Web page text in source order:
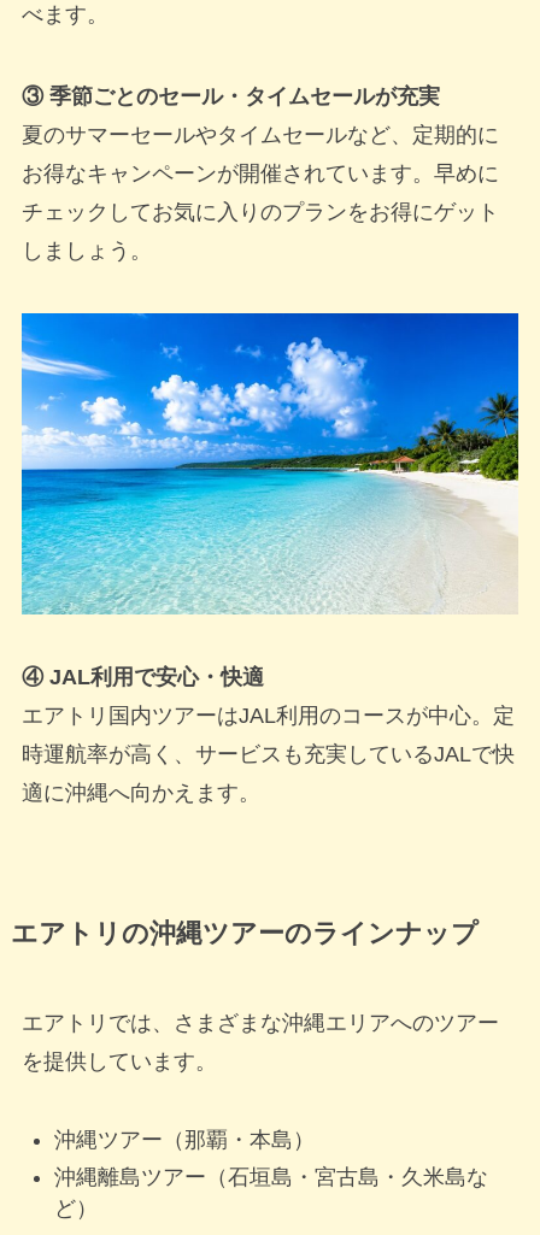
べます。
③ 季節ごとのセール・タイムセールが充実
夏のサマーセールやタイムセールなど、定期的に
お得なキャンペーンが開催されています。早めに
チェックしてお気に入りのプランをお得にゲット
しましょう。
④ JAL利用で安心・快適
エアトリ国内ツアーはJAL利用のコースが中心。定
時運航率が高く、サービスも充実しているJALで快
適に沖縄へ向かえます。
エアトリの沖縄ツアーのラインナップ
エアトリでは、さまざまな沖縄エリアへのツアー
を提供しています。
沖縄ツアー（那覇・本島）
沖縄離島ツアー（石垣島・宮古島・久米島な
ど）